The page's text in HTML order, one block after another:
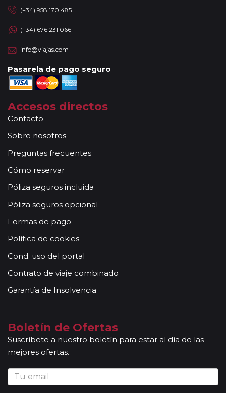
(+34) 958 170 485
(+34) 676 231 066
info@viajas.com
Pasarela de pago seguro
Accesos directos
Contacto
Sobre nosotros
Preguntas frecuentes
Cómo reservar
Póliza seguros incluida
Póliza seguros opcional
Formas de pago
Política de cookies
Cond. uso del portal
Contrato de viaje combinado
Garantía de Insolvencia
Boletín de Ofertas
Suscríbete a nuestro boletín para estar al día de las
mejores ofertas.